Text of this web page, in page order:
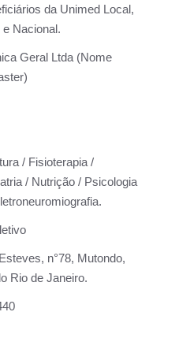
da Unimed Local,
e Nacional.
Geral Ltda (Nome
/ Fisioterapia /
/ Nutrição / Psicologia
n°78, Mutondo,
Rio de Janeiro.